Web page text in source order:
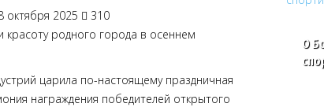
октября 2025
310
красоту родного города в осеннем
царила по-настоящему праздничная
награждения победителей открытого
О